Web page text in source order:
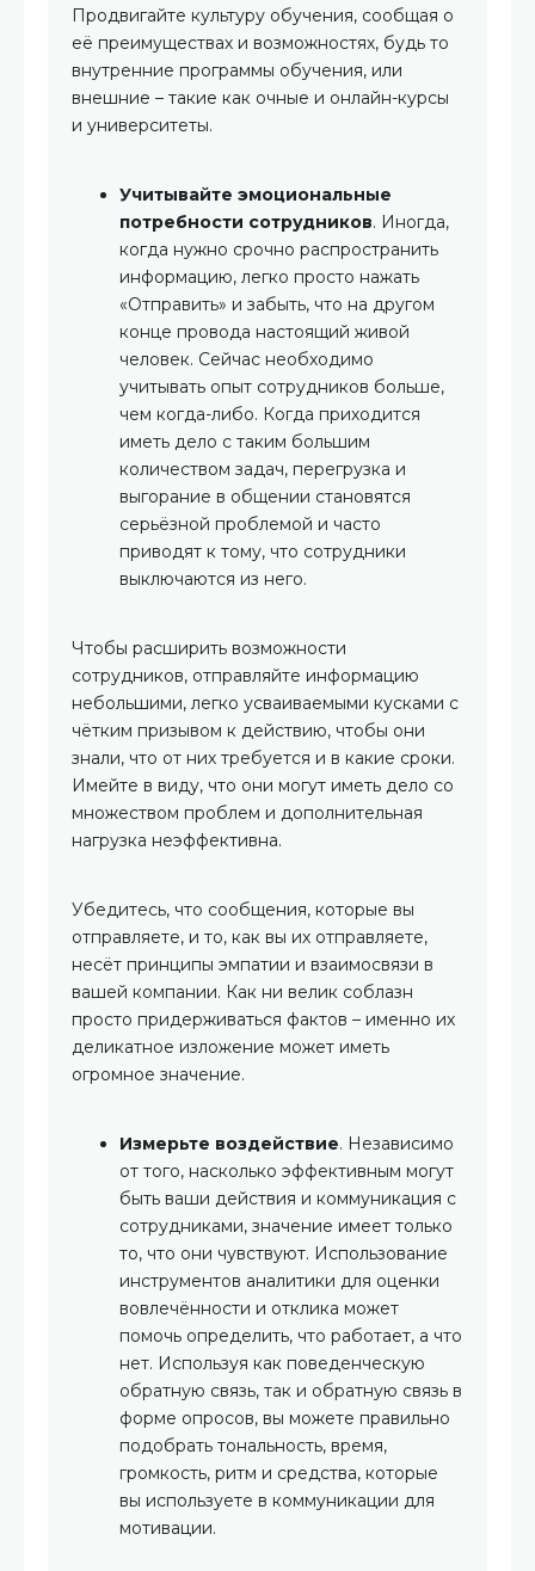
Продвигайте культуру обучения, сообщая о
её преимуществах и возможностях, будь то
внутренние программы обучения, или
внешние – такие как очные и онлайн-курсы
и университеты.
Учитывайте эмоциональные
потребности сотрудников. Иногда,
когда нужно срочно распространить
информацию, легко просто нажать
«Отправить» и забыть, что на другом
конце провода настоящий живой
человек. Сейчас необходимо
учитывать опыт сотрудников больше,
чем когда-либо. Когда приходится
иметь дело с таким большим
количеством задач, перегрузка и
выгорание в общении становятся
серьёзной проблемой и часто
приводят к тому, что сотрудники
выключаются из него.
Чтобы расширить возможности
сотрудников, отправляйте информацию
небольшими, легко усваиваемыми кусками с
чётким призывом к действию, чтобы они
знали, что от них требуется и в какие сроки.
Имейте в виду, что они могут иметь дело со
множеством проблем и дополнительная
нагрузка неэффективна.
Убедитесь, что сообщения, которые вы
отправляете, и то, как вы их отправляете,
несёт принципы эмпатии и взаимосвязи в
вашей компании. Как ни велик соблазн
просто придерживаться фактов – именно их
деликатное изложение может иметь
огромное значение.
Измерьте воздействие. Независимо
от того, насколько эффективным могут
быть ваши действия и коммуникация с
сотрудниками, значение имеет только
то, что они чувствуют. Использование
инструментов аналитики для оценки
вовлечённости и отклика может
помочь определить, что работает, а что
нет. Используя как поведенческую
обратную связь, так и обратную связь в
форме опросов, вы можете правильно
подобрать тональность, время,
громкость, ритм и средства, которые
вы используете в коммуникации для
мотивации.